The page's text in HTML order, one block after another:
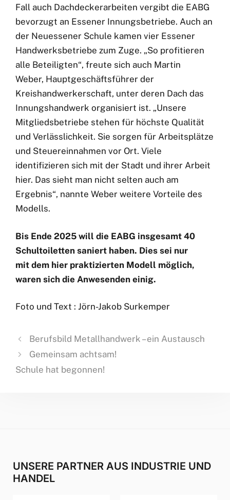
Fall auch Dachdeckerarbeiten vergibt die EABG
bevorzugt an Essener Innungsbetriebe. Auch an
der Neuessener Schule kamen vier Essener
Handwerksbetriebe zum Zuge. „So profitieren
alle Beteiligten“, freute sich auch Martin
Weber, Hauptgeschäftsführer der
Kreishandwerkerschaft, unter deren Dach das
Innungshandwerk organisiert ist. „Unsere
Mitgliedsbetriebe stehen für höchste Qualität
und Verlässlichkeit. Sie sorgen für Arbeitsplätze
und Steuereinnahmen vor Ort. Viele
identifizieren sich mit der Stadt und ihrer Arbeit
hier. Das sieht man nicht selten auch am
Ergebnis“, nannte Weber weitere Vorteile des
Modells.
Bis Ende 2025 will die EABG insgesamt 40
Schultoiletten saniert haben. Dies sei nur
mit dem hier praktizierten Modell möglich,
waren sich die Anwesenden einig.
Foto und Text : Jörn-Jakob Surkemper
Berufsbild Metallhandwerk – ein Austausch
Gemeinsam achtsam!
Schule hat begonnen!
UNSERE PARTNER AUS INDUSTRIE UND
HANDEL